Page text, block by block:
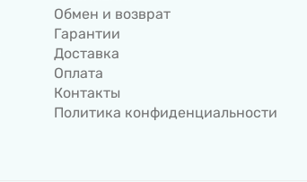
Обмен и возврат
Гарантии
Доставка
Оплата
Контакты
Политика конфиденциальности